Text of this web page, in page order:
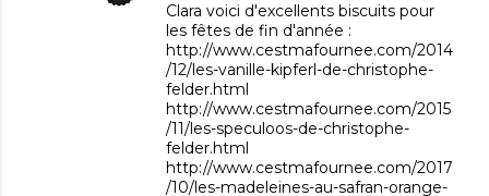
Clara voici d'excellents biscuits pour
les fêtes de fin d'année :
http://www.cestmafournee.com/2014
/12/les-vanille-kipferl-de-christophe-
felder.html
http://www.cestmafournee.com/2015
/11/les-speculoos-de-christophe-
felder.html
http://www.cestmafournee.com/2017
/10/les-madeleines-au-safran-orange-